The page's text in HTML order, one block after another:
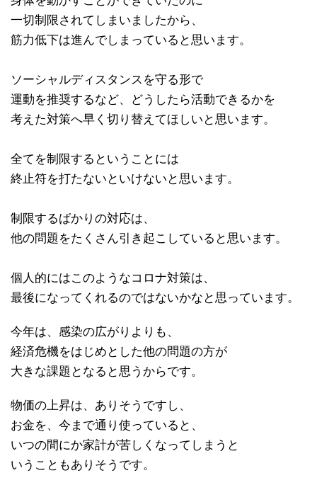
一切制限されてしまいましたから、
筋力低下は進んでしまっていると思います。
ソーシャルディスタンスを守る形で
運動を推奨するなど、どうしたら活動できるかを
考えた対策へ早く切り替えてほしいと思います。
全てを制限するということには
終止符を打たないといけないと思います。
制限するばかりの対応は、
他の問題をたくさん引き起こしていると思います。
個人的にはこのようなコロナ対策は、
最後になってくれるのではないかなと思っています。
今年は、感染の広がりよりも、
経済危機をはじめとした他の問題の方が
大きな課題となると思うからです。
物価の上昇は、ありそうですし、
お金を、今まで通り使っていると、
いつの間にか家計が苦しくなってしまうと
いうこともありそうです。